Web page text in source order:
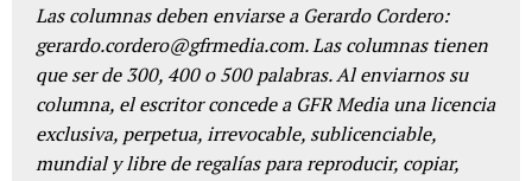
Las columnas deben enviarse a Gerardo Cordero:
gerardo.cordero@gfrmedia.com. Las columnas tienen
que ser de 300, 400 o 500 palabras. Al enviarnos su
columna, el escritor concede a GFR Media una licencia
exclusiva, perpetua, irrevocable, sublicenciable,
mundial y libre de regalías para reproducir, copiar,